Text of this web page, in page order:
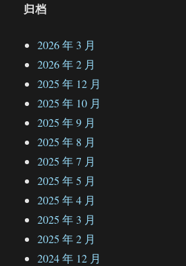
归档
2026 年 3 月
2026 年 2 月
2025 年 12 月
2025 年 10 月
2025 年 9 月
2025 年 8 月
2025 年 7 月
2025 年 5 月
2025 年 4 月
2025 年 3 月
2025 年 2 月
2024 年 12 月